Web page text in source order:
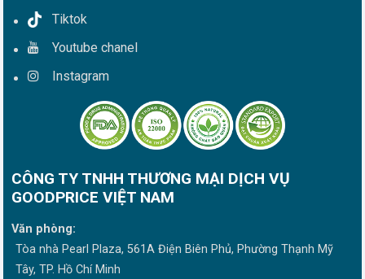
Tiktok
Youtube chanel
Instagram
CÔNG TY TNHH THƯƠNG MẠI DỊCH VỤ
GOODPRICE VIỆT NAM
Văn phòng:
Tòa nhà Pearl Plaza, 561A Điện Biên Phủ, Phường Thạnh Mỹ
Tây, TP. Hồ Chí Minh